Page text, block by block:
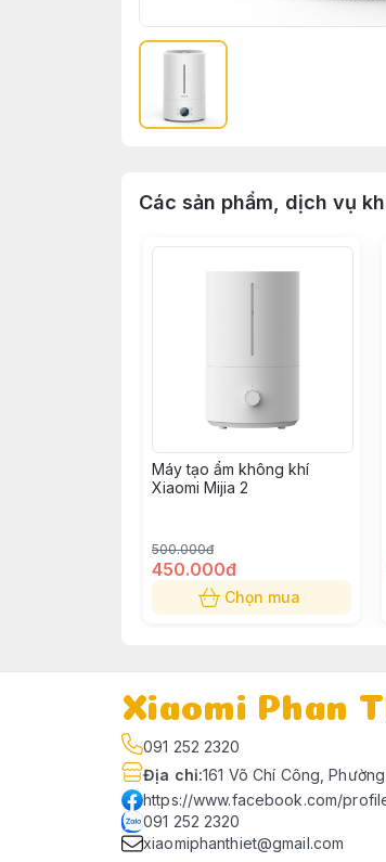
Các sản phẩm, dịch vụ
Máy tạo ẩm không khí
Xiaomi Mijia 2
500.000đ
450.000đ
Chọn mua
Xiaomi Phan
091 252 2320
Địa chỉ:161 Võ Chí Công,
https://www.facebook.com/
091 252 2320
xiaomiphanthiet@gmail.com